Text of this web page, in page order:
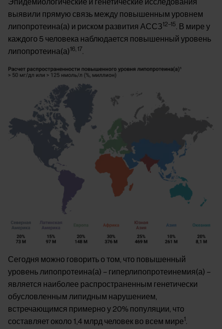
Эпидемиологические и генетические исследования
выявили прямую связь между повышенным уровнем
липопротеина(а) и риском развития АССЗ12–15. В мире у
каждого 5 человека наблюдается повышенный уровень
липопротеина(а)16, 17.
Image
Сегодня можно говорить о том, что повышенный
уровень липопротеина(а) – гиперлипопротеинемия(а) –
является наиболее распространенным генетически
обусловленным липидным нарушением,
встречающимся примерно у 20% популяции, что
составляет около 1,4 млрд человек во всем мире1 .